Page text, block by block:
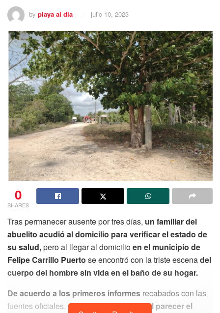
by playa al dia julio 10, 2023
0
SHARES
Tras permanecer ausente por tres días, un familiar del
abuelito acudió al domicilio para verificar el estado de
su salud,pero al llegar al domicilioen el municipio de
Felipe Carrillo Puerto se encontró con la triste escenadel
cuerpo del hombre sin vida en el baño de su hogar.
De acuerdo a los primeros informes recabados con las
fuentes oficiales, quienes indicaron queal parecer el